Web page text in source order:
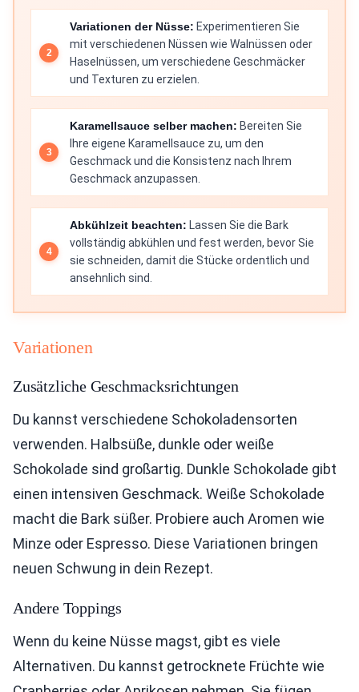
Variationen der Nüsse: Experimentieren Sie
mit verschiedenen Nüssen wie Walnüssen oder
Haselnüssen, um verschiedene Geschmäcker
und Texturen zu erzielen.
Karamellsauce selber machen: Bereiten Sie
Ihre eigene Karamellsauce zu, um den
Geschmack und die Konsistenz nach Ihrem
Geschmack anzupassen.
Abkühlzeit beachten: Lassen Sie die Bark
vollständig abkühlen und fest werden, bevor Sie
sie schneiden, damit die Stücke ordentlich und
ansehnlich sind.
Variationen
Zusätzliche Geschmacksrichtungen
Du kannst verschiedene Schokoladensorten
verwenden. Halbsüße, dunkle oder weiße
Schokolade sind großartig. Dunkle Schokolade gibt
einen intensiven Geschmack. Weiße Schokolade
macht die Bark süßer. Probiere auch Aromen wie
Minze oder Espresso. Diese Variationen bringen
neuen Schwung in dein Rezept.
Andere Toppings
Wenn du keine Nüsse magst, gibt es viele
Alternativen. Du kannst getrocknete Früchte wie